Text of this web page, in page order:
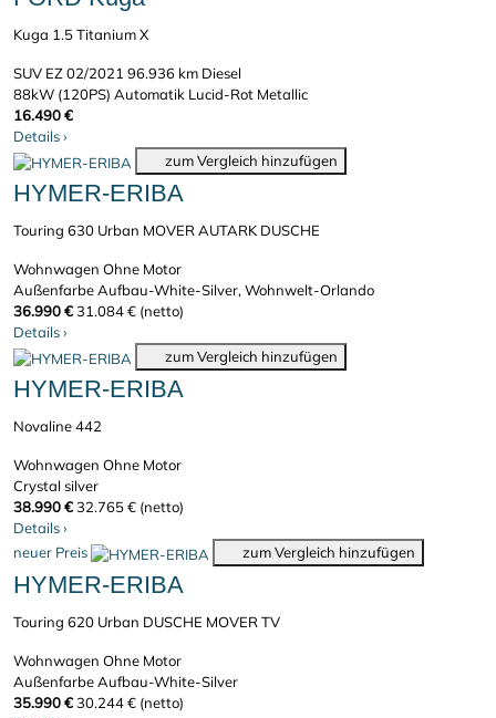
Kuga 1.5 Titanium X
SUV EZ 02/2021 96.936 km Diesel
88kW (120PS) Automatik Lucid-Rot Metallic
16.490 €
Details›
zum Vergleich hinzufügen
HYMER-ERIBA
Touring 630 Urban MOVER AUTARK DUSCHE
Wohnwagen Ohne Motor
Außenfarbe Aufbau-White-Silver, Wohnwelt-Orlando
36.990 €31.084 € (netto)
Details›
zum Vergleich hinzufügen
HYMER-ERIBA
Novaline 442
Wohnwagen Ohne Motor
Crystal silver
38.990 €32.765 € (netto)
Details›
neuer Preis
zum Vergleich hinzufügen
HYMER-ERIBA
Touring 620 Urban DUSCHE MOVER TV
Wohnwagen Ohne Motor
Außenfarbe Aufbau-White-Silver
35.990 €30.244 € (netto)